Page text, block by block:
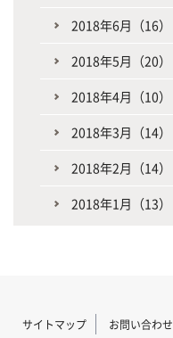
2018年6月（16）
2018年5月（20）
2018年4月（10）
2018年3月（14）
2018年2月（14）
2018年1月（13）
サイトマップ お問い合わせ